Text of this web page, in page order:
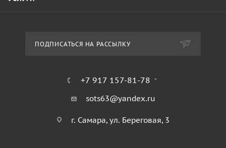
ПОДПИСАТЬСЯ НА РАССЫЛКУ
+7 917 157-81-78
sots63@yandex.ru
г. Самара, ул. Береговая, 3